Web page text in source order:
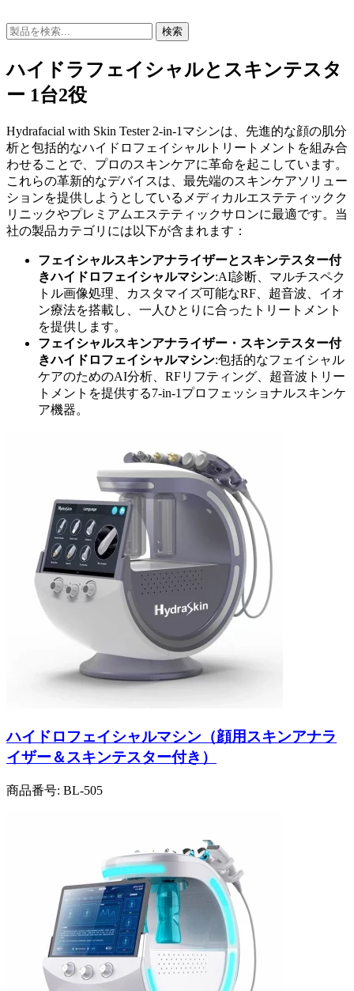
検索
ハイドラフェイシャルとスキンテスタ
ー 1台2役
Hydrafacial with Skin Tester 2-in-1マシンは、先進的な顔の肌分
析と包括的なハイドロフェイシャルトリートメントを組み合
わせることで、プロのスキンケアに革命を起こしています。
これらの革新的なデバイスは、最先端のスキンケアソリュー
ションを提供しようとしているメディカルエステティックク
リニックやプレミアムエステティックサロンに最適です。当
社の製品カテゴリには以下が含まれます：
フェイシャルスキンアナライザーとスキンテスター付
きハイドロフェイシャルマシン:AI診断、マルチスペク
トル画像処理、カスタマイズ可能なRF、超音波、イオ
ン療法を搭載し、一人ひとりに合ったトリートメント
を提供します。
フェイシャルスキンアナライザー・スキンテスター付
きハイドロフェイシャルマシン:包括的なフェイシャル
ケアのためのAI分析、RFリフティング、超音波トリー
トメントを提供する7-in-1プロフェッショナルスキンケ
ア機器。
ハイドロフェイシャルマシン（顔用スキンアナラ
イザー＆スキンテスター付き）
商品番号: BL-505